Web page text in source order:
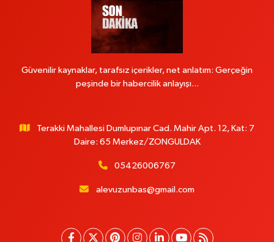
Güvenilir kaynaklar, tarafsız içerikler, net anlatım: Gerçeğin
peşinde bir habercilik anlayışı...
Terakki Mahallesi Dumlupınar Cad. Mahir Apt. 12, Kat: 7
Daire: 65 Merkez/ZONGULDAK
05426006767
alevuzunbas@gmail.com